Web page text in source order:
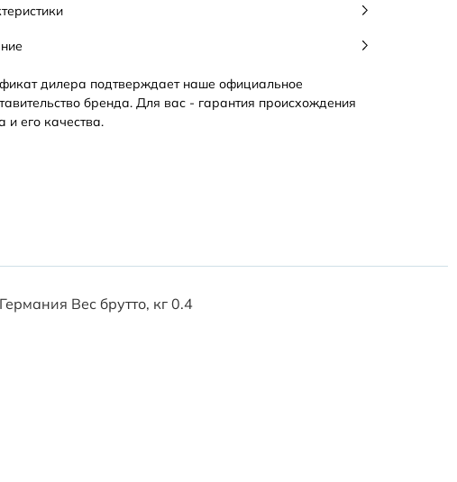
дилера подтверждает наше официальное
бренда. Для вас - гарантия происхождения
и его качества.
Вес брутто, кг 0.4